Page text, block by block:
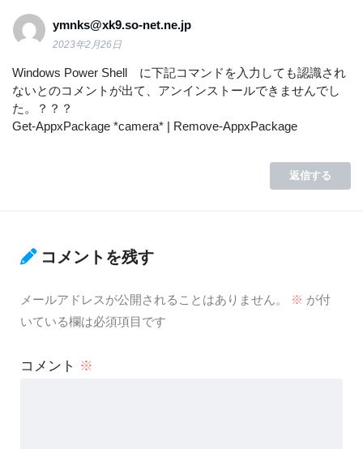
ymnks@xk9.so-net.ne.jp
2023年2月26日
Windows Power Shell に下記コマンドを入力しても認識され
ないとのコメントが出て、アンインストールできませんでし
た。？？？
Get-AppxPackage *camera* | Remove-AppxPackage
返信する
コメントを残す
メールアドレスが公開されることはありません。 ※ が付
いている欄は必須項目です
コメント ※